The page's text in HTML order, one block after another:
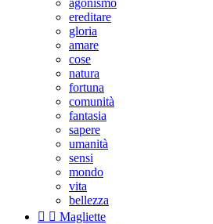
agonismo
ereditare
gloria
amare
cose
natura
fortuna
comunità
fantasia
sapere
umanità
sensi
mondo
vita
bellezza
  Magliette